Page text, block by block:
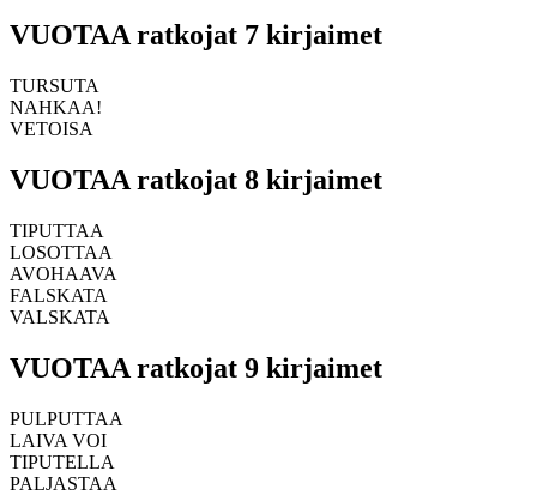
VUOTAA ratkojat 7 kirjaimet
TURSUTA
NAHKAA!
VETOISA
VUOTAA ratkojat 8 kirjaimet
TIPUTTAA
LOSOTTAA
AVOHAAVA
FALSKATA
VALSKATA
VUOTAA ratkojat 9 kirjaimet
PULPUTTAA
LAIVA VOI
TIPUTELLA
PALJASTAA